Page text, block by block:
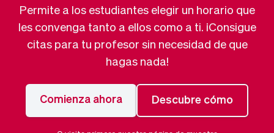
Software servicios de
campo
CRM para PYMES
programación de
clases
Agenda de citas
Blogs
Novedades
App
Checkout
Insertar Widget
Vender
Negocio
Software
Vev
Piloto automático
Vista general
Ausencias
Permite a los estudiantes elegir un horario que
les convenga tanto a ellos como a ti. ¡Consigue
citas para tu profesor sin necesidad de que
hagas nada!
Comienza ahora Descubre cómo